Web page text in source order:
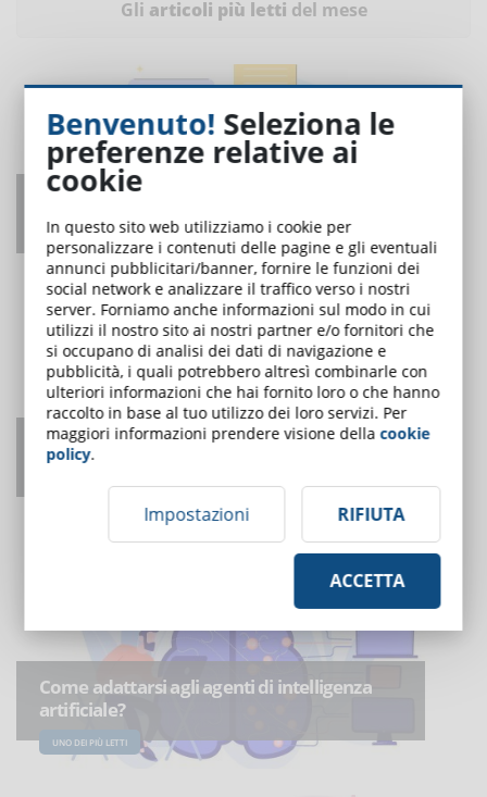
Gli articoli più letti del mese
Come migliorare la leggibilità dei contenuti
per la formazione online
UNO DEI PIÙ LETTI
Building Information Modeling: cos’è e quali
sono le figure professionali
Come adattarsi agli agenti di intelligenza
artificiale?
UNO DEI PIÙ LETTI
Benvenuto! Seleziona le
preferenze relative ai
cookie
In questo sito web utilizziamo i cookie per
personalizzare i contenuti delle pagine e gli eventuali
annunci pubblicitari/banner, fornire le funzioni dei
social network e analizzare il traffico verso i nostri
server. Forniamo anche informazioni sul modo in cui
utilizzi il nostro sito ai nostri partner e/o fornitori che
si occupano di analisi dei dati di navigazione e
pubblicità, i quali potrebbero altresì combinarle con
ulteriori informazioni che hai fornito loro o che hanno
raccolto in base al tuo utilizzo dei loro servizi. Per
maggiori informazioni prendere visione dellacookie
policy.
Impostazioni RIFIUTA
ACCETTA